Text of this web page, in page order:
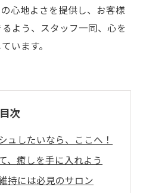
心地よさを提供し、お客様
よう、スタッフ一同、心を
います。
目次
ュしたいなら、ここへ！
、癒しを手に入れよう
持には必見のサロン